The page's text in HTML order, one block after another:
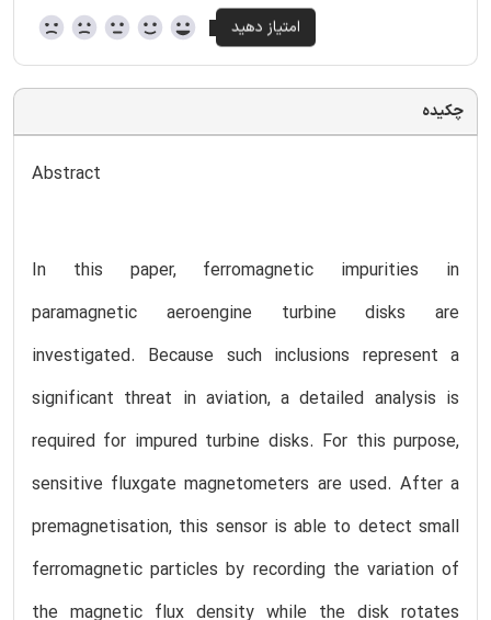
چکیده
Abstract
In this paper, ferromagnetic impurities in
paramagnetic aeroengine turbine disks are
investigated. Because such inclusions represent a
significant threat in aviation, a detailed analysis is
required for impured turbine disks. For this purpose,
sensitive fluxgate magnetometers are used. After a
premagnetisation, this sensor is able to detect small
ferromagnetic particles by recording the variation of
the magnetic flux density while the disk rotates